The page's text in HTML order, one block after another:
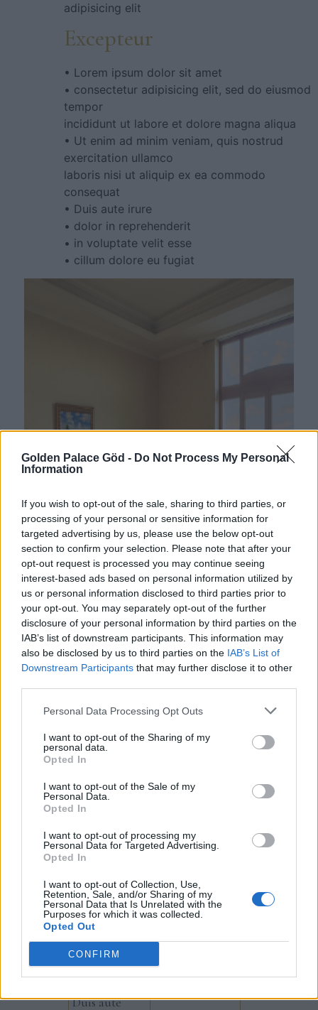
Golden Palace Göd - Do Not Process My Personal
Information
If you wish to opt-out of the sale, sharing to third parties, or
processing of your personal or sensitive information for
targeted advertising by us, please use the below opt-out
section to confirm your selection. Please note that after your
opt-out request is processed you may continue seeing
interest-based ads based on personal information utilized by
us or personal information disclosed to third parties prior to
your opt-out. You may separately opt-out of the further
disclosure of your personal information by third parties on the
IAB’s list of downstream participants. This information may
also be disclosed by us to third parties on the IAB’s List of
Downstream Participants that may further disclose it to other
Personal Data Processing Opt Outs
I want to opt-out of the Sharing of my
personal data.
Opted In
I want to opt-out of the Sale of my
Personal Data.
Opted In
I want to opt-out of processing my
Personal Data for Targeted Advertising.
Opted In
I want to opt-out of Collection, Use,
Retention, Sale, and/or Sharing of my
Personal Data that Is Unrelated with the
Purposes for which it was collected.
Opted Out
CONFIRM
adipisicing elit
Excepteur
• Lorem ipsum dolor sit amet
• consectetur adipisicing elit, sed do eiusmod
tempor
incididunt ut labore et dolore magna aliqua
• Ut enim ad minim veniam, quis nostrud
exercitation ullamco
laboris nisi ut aliquip ex ea commodo
consequat
• Duis aute irure
• dolor in reprehenderit
• in voluptate velit esse
• cillum dolore eu fugiat
Laboris nisi ut aliquip
Lorem
ipsum
amet
consectetur
elit
sed do
incididunt ut
dolore magna
aliqua
XXXXXXX Ft
Duis aute